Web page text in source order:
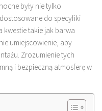
były nie tylko
do specyfiki
kwestie takie jak barwa
umiejscowienie, aby
Zrozumienie tych
i bezpieczną atmosferę w